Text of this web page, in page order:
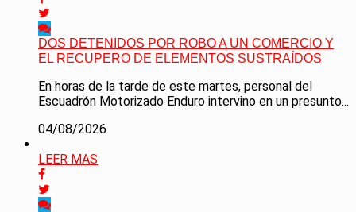
DOS DETENIDOS POR ROBO A UN COMERCIO Y
EL RECUPERO DE ELEMENTOS SUSTRAÍDOS
En horas de la tarde de este martes, personal del
Escuadrón Motorizado Enduro intervino en un presunto...
04/08/2026
LEER MAS